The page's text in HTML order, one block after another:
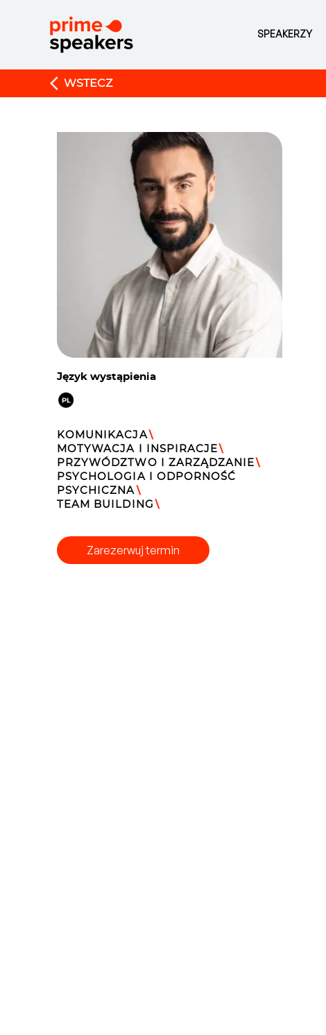
SPEAKERZY
WSTECZ
Język wystąpienia
KOMUNIKACJA\
MOTYWACJA I INSPIRACJE \
PRZYWÓDZTWO I ZARZĄDZANIE \
PSYCHOLOGIA I ODPORNOŚĆ
PSYCHICZNA \
TEAM BUILDING \
Zarezerwuj termin